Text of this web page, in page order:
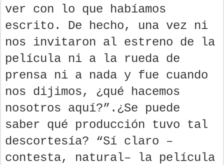
ver con lo que habíamos
escrito. De hecho, una vez ni
nos invitaron al estreno de la
película ni a la rueda de
prensa ni a nada y fue cuando
nos dijimos, ¿qué hacemos
nosotros aquí?”.¿Se puede
saber qué producción tuvo tal
descortesía? “Sí claro –
contesta, natural– la película